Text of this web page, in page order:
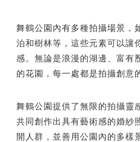
舞鶴公園內有多種拍攝場景，
泊和樹林等，這些元素可以讓
感。無論是浪漫的湖邊、富有
的花園，每一處都是拍攝創意
舞鶴公園提供了無限的拍攝靈
共同創作出具有藝術感的婚紗
開人群，並善用公園內的多樣